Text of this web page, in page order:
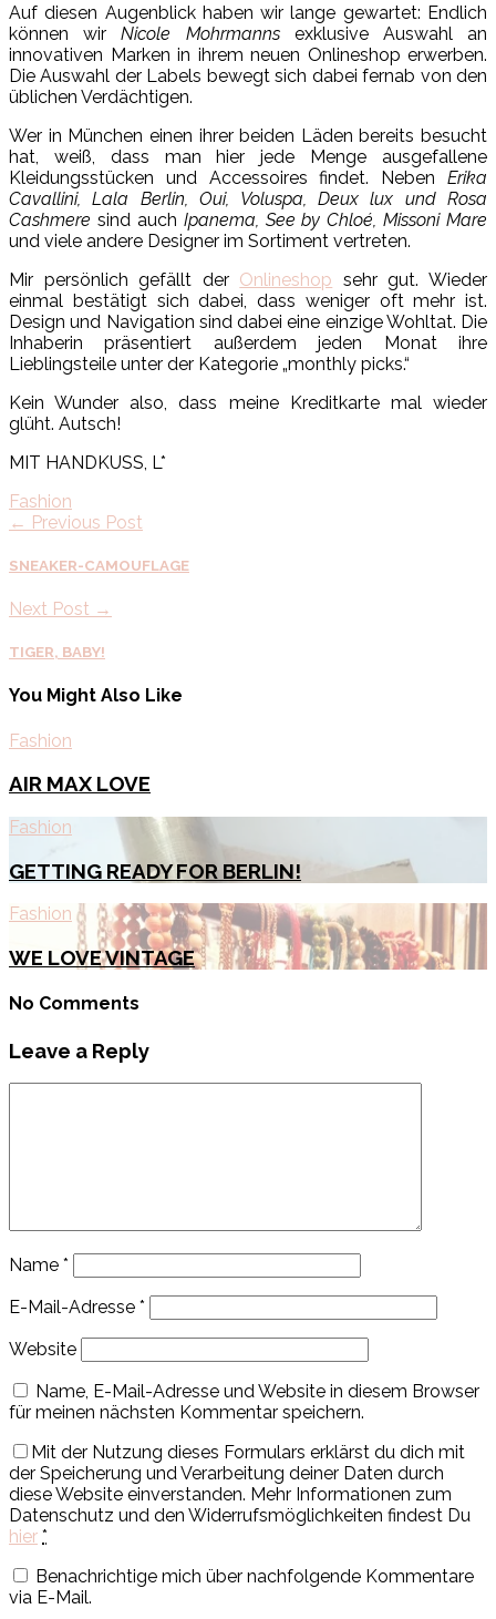
Auf diesen Augenblick haben wir lange gewartet: Endlich
können wirNicole Mohrmannsexklusive Auswahl an
innovativen Marken in ihrem neuen Onlineshop erwerben.
Die Auswahl der Labels bewegt sich dabei fernab von den
üblichen Verdächtigen.
Wer in München einen ihrer beiden Läden bereits besucht
hat, weiß, dass man hier jede Menge ausgefallene
Kleidungsstücken und Accessoires findet. Neben Erika
Cavallini, Lala Berlin, Oui, Voluspa, Deux lux und Rosa
Cashmere sind auch Ipanema, See by Chloé, Missoni Mare
und viele andere Designer im Sortiment vertreten.
Mir persönlich gefällt der Onlineshop sehr gut. Wieder
einmal bestätigt sich dabei, dass weniger oft mehr ist.
Design und Navigation sind dabei eine einzige Wohltat. Die
Inhaberin präsentiert außerdem jeden Monat ihre
Lieblingsteile unter der Kategorie „monthly picks.“
Kein Wunder also, dass meine Kreditkarte mal wieder
glüht. Autsch!
MIT HANDKUSS, L*
Fashion
← Previous Post
SNEAKER-CAMOUFLAGE
Next Post →
TIGER, BABY!
You Might Also Like
Fashion
AIR MAX LOVE
Fashion
GETTING READY FOR BERLIN!
Fashion
WE LOVE VINTAGE
No Comments
Leave a Reply
Name *
E-Mail-Adresse *
Website
Name, E-Mail-Adresse und Website in diesem Browser
für meinen nächsten Kommentar speichern.
Mit der Nutzung dieses Formulars erklärst du dich mit
der Speicherung und Verarbeitung deiner Daten durch
diese Website einverstanden. Mehr Informationen zum
Datenschutz und den Widerrufsmöglichkeiten findest Du
hier *
Benachrichtige mich über nachfolgende Kommentare
via E-Mail.